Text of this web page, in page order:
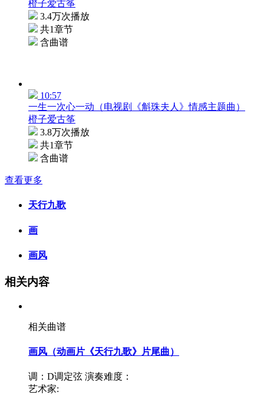
橙子爱古筝
3.4万次播放
共1章节
含曲谱
10:57
一生一次心一动（电视剧《斛珠夫人》情感主题曲）
橙子爱古筝
3.8万次播放
共1章节
含曲谱
查看更多
天行九歌
画
画风
相关内容
相关曲谱
画风（动画片《天行九歌》片尾曲）
调：D调定弦 演奏难度：
艺术家: